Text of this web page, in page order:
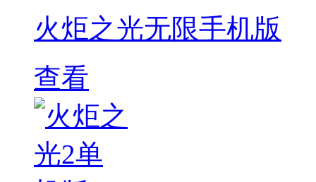
火炬之光无限手机版
查看